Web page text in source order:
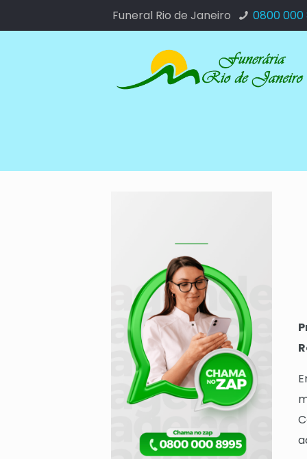
Funeral Rio de Janeiro 0800 000